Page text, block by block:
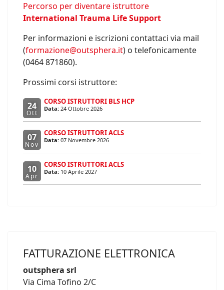
Percorso per diventare istruttore
International Trauma Life Support
Per informazioni e iscrizioni contattaci via mail
(formazione@outsphera.it) o telefonicamente
(0464 871860).
Prossimi corsi istruttore:
24
Ott
CORSO ISTRUTTORI BLS HCP
Data: 24 Ottobre 2026
07
Nov
CORSO ISTRUTTORI ACLS
Data: 07 Novembre 2026
10
Apr
CORSO ISTRUTTORI ACLS
Data: 10 Aprile 2027
FATTURAZIONE ELETTRONICA
outsphera srl
Via Cima Tofino 2/C